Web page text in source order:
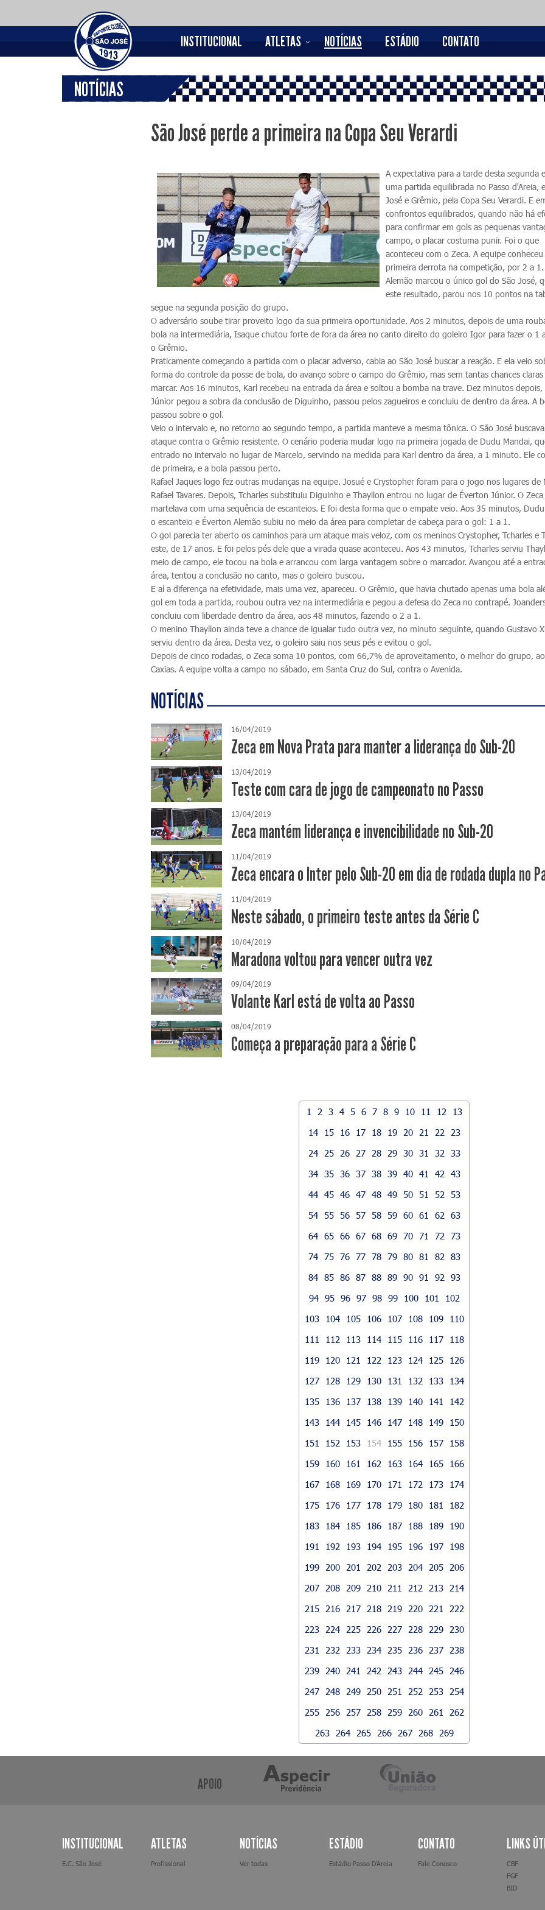
INSTITUCIONAL ATLETAS NOTÍCIAS ESTÁDIO CONTATO
NOTÍCIAS
São José perde a primeira na Copa Seu Verardi
A expectativa para a tarde desta segunda
uma partida equilibrada no Passo d'Areia,
José e Grêmio, pela Copa Seu Verardi. E
confrontos equilibrados, quando não há
para confirmar em gols as pequenas
campo, o placar costuma punir. Foi o que
aconteceu com o Zeca. A equipe conheceu
primeira derrota na competição, por 2 a
Alemão marcou o único gol do São José,
este resultado, parou nos 10 pontos na
segue na segunda posição do grupo.
O adversário soube tirar proveito logo da sua primeira oportunidade. Aos 2 minutos, depois de uma
bola na intermediária, Isaque chutou forte de fora da área no canto direito do goleiro Igor para fazer o 1
o Grêmio.
Praticamente começando a partida com o placar adverso, cabia ao São José buscar a reação. E ela veio
forma do controle da posse de bola, do avanço sobre o campo do Grêmio, mas sem tantas chances
marcar. Aos 16 minutos, Karl recebeu na entrada da área e soltou a bomba na trave. Dez minutos
Júnior pegou a sobra da conclusão de Diguinho, passou pelos zagueiros e concluiu de dentro da área. A
passou sobre o gol.
Veio o intervalo e, no retorno ao segundo tempo, a partida manteve a mesma tônica. O São José
ataque contra o Grêmio resistente. O cenário poderia mudar logo na primeira jogada de Dudu Mandai,
entrado no intervalo no lugar de Marcelo, servindo na medida para Karl dentro da área, a 1 minuto. Ele
de primeira, e a bola passou perto.
Rafael Jaques logo fez outras mudanças na equipe. Josué e Crystopher foram para o jogo nos lugares de
Rafael Tavares. Depois, Tcharles substituiu Diguinho e Thayllon entrou no lugar de Éverton Júnior. O Zeca
martelava com uma sequência de escanteios. E foi desta forma que o empate veio. Aos 35 minutos,
o escanteio e Éverton Alemão subiu no meio da área para completar de cabeça para o gol: 1 a 1.
O gol parecia ter aberto os caminhos para um ataque mais veloz, com os meninos Crystopher, Tcharles e
este, de 17 anos. E foi pelos pés dele que a virada quase aconteceu. Aos 43 minutos, Tcharles serviu
meio de campo, ele tocou na bola e arrancou com larga vantagem sobre o marcador. Avançou até a
área, tentou a conclusão no canto, mas o goleiro buscou.
E aí a diferença na efetividade, mais uma vez, apareceu. O Grêmio, que havia chutado apenas uma bola
gol em toda a partida, roubou outra vez na intermediária e pegou a defesa do Zeca no contrapé.
concluiu com liberdade dentro da área, aos 48 minutos, fazendo o 2 a 1.
O menino Thayllon ainda teve a chance de igualar tudo outra vez, no minuto seguinte, quando Gustavo
serviu dentro da área. Desta vez, o goleiro saiu nos seus pés e evitou o gol.
Depois de cinco rodadas, o Zeca soma 10 pontos, com 66,7% de aproveitamento, o melhor do grupo,
Caxias. A equipe volta a campo no sábado, em Santa Cruz do Sul, contra o Avenida.
NOTÍCIAS
16/04/2019
Zeca em Nova Prata para manter a liderança do Sub-20
13/04/2019
Teste com cara de jogo de campeonato no Passo
13/04/2019
Zeca mantém liderança e invencibilidade no Sub-20
11/04/2019
Zeca encara o Inter pelo Sub-20 em dia de rodada dupla no
11/04/2019
Neste sábado, o primeiro teste antes da Série C
10/04/2019
Maradona voltou para vencer outra vez
09/04/2019
Volante Karl está de volta ao Passo
08/04/2019
Começa a preparação para a Série C
1 2 3 4 5 6 7 8 9 10 11 12
13
14
15 16 17 18 19 20 21 22
23
24
25 26 27 28 29 30 31 32
33
34 35 36 37 38 39 40 41 42
43
44 45 46 47 48 49 50 51 52
53
54 55 56 57 58 59 60 61 62
63
64 65 66 67 68 69 70 71 72
73
74 75 76 77 78 79 80 81 82
83
84 85 86 87 88 89 90 91 92
93
94 95 96 97 98 99 100 101
102
103
104 105 106 107 108 109
110
111
112 113 114 115 116 117
118
119
120 121 122 123 124 125
126
127
128 129 130 131 132 133
134
135
136 137 138 139 140 141
142
143
144 145 146 147 148 149
150
151
152 153 154 155 156 157
158
159
160 161 162 163 164 165
166
167
168 169 170 171 172 173
174
175
176 177 178 179 180 181
182
183
184 185 186 187 188 189
190
191
192 193 194 195 196 197
198
199
200 201 202 203 204 205
206
207
208 209 210 211 212 213
214
215
216 217 218 219 220 221
222
223
224 225 226 227 228 229
230
231
232 233 234 235 236 237
238
239
240 241 242 243 244 245
246
247
248 249 250 251 252 253
254
255
256 257 258 259 260 261
262
263
264 265 266 267 268 269
APOIO
INSTITUCIONAL
E.C. São José
ATLETAS
Profissional
NOTÍCIAS
Ver todas
ESTÁDIO
Estádio Passo D’Areia
CONTATO
Fale Conosco
LINKS
CBF
FGF
BID